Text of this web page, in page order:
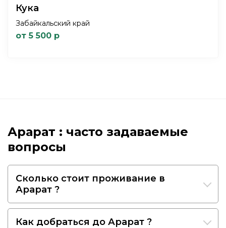
Кука
Забайкальский край
от 5 500 р
Арарат : часто задаваемые
вопросы
Сколько стоит проживание в
Арарат ?
Как добраться до Арарат ?